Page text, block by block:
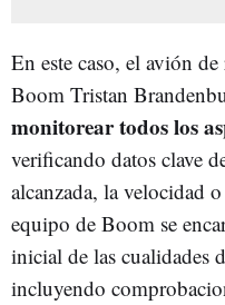
En este caso, el avión
Boom Tristan
monitorear todos los
verificando datos clave
alcanzada, la velocidad
equipo de Boom se
inicial de las cualidades
incluyendo